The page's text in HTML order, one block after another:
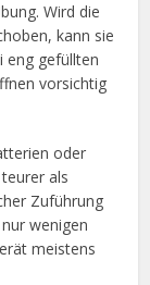
Wird die
kann sie
eng gefüllten
vorsichtig
oder
als
Zuführung
wenigen
meistens